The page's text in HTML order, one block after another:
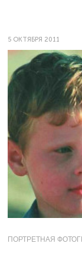
5 ОКТЯБРЯ 2011
ПОРТРЕТНАЯ